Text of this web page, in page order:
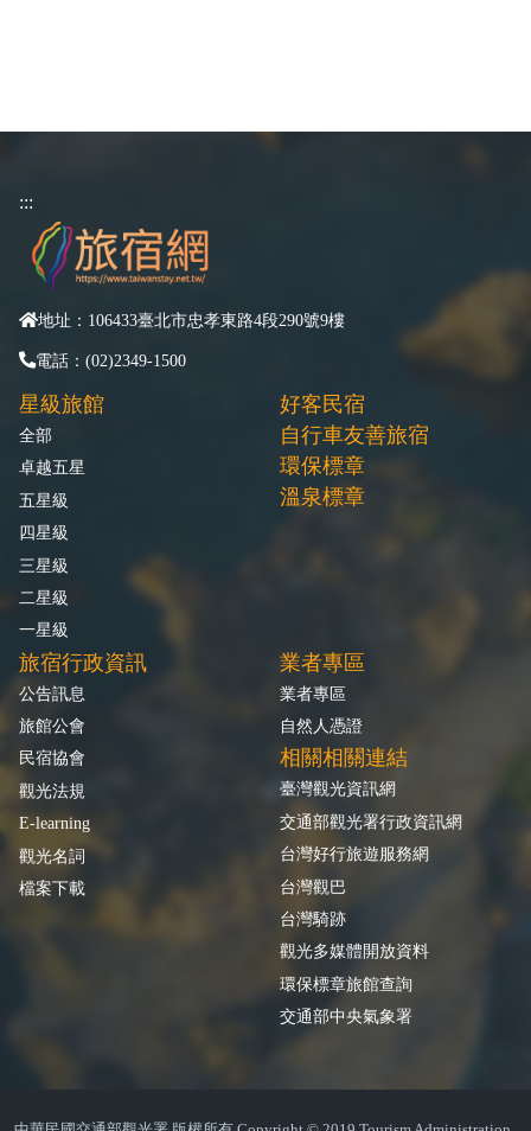
:::
地址：106433臺北市忠孝東路4段290號9樓
電話：(02)2349-1500
星級旅館
全部
卓越五星
五星級
四星級
三星級
二星級
一星級
好客民宿
自行車友善旅宿
環保標章
溫泉標章
旅宿行政資訊
公告訊息
旅館公會
民宿協會
觀光法規
E-learning
觀光名詞
檔案下載
業者專區
業者專區
自然人憑證
相關相關連結
臺灣觀光資訊網
交通部觀光署行政資訊網
台灣好行旅遊服務網
台灣觀巴
台灣騎跡
觀光多媒體開放資料
環保標章旅館查詢
交通部中央氣象署